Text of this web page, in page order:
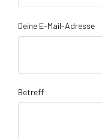
Deine E-Mail-Adresse
Betreff